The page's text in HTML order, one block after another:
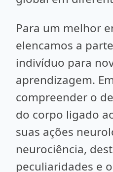
Para um melhor
elencamos a
indivíduo para
aprendizagem.
compreender o
do corpo ligado
suas ações
neurociência,
peculiaridades e